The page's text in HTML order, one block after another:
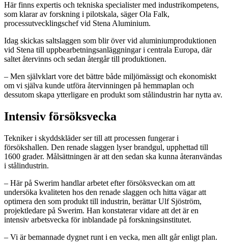
Här finns expertis och tekniska specialister med industrikompetens,
som klarar av forskning i pilotskala, säger Ola Falk,
processutvecklingschef vid Stena Aluminium.
Idag skickas saltslaggen som blir över vid aluminiumproduktionen
vid Stena till uppbearbetningsanläggningar i centrala Europa, där
saltet återvinns och sedan återgår till produktionen.
– Men självklart vore det bättre både miljömässigt och ekonomiskt
om vi själva kunde utföra återvinningen på hemmaplan och
dessutom skapa ytterligare en produkt som stålindustrin har nytta av.
Intensiv försöksvecka
Tekniker i skyddskläder ser till att processen fungerar i
försökshallen. Den renade slaggen lyser brandgul, upphettad till
1600 grader. Målsättningen är att den sedan ska kunna återanvändas
i stålindustrin.
– Här på Swerim handlar arbetet efter försöksveckan om att
undersöka kvaliteten hos den renade slaggen och hitta vägar att
optimera den som produkt till industrin, berättar Ulf Sjöström,
projektledare på Swerim. Han konstaterar vidare att det är en
intensiv arbetsvecka för inblandade på forskningsinstitutet.
– Vi är bemannade dygnet runt i en vecka, men allt går enligt plan.